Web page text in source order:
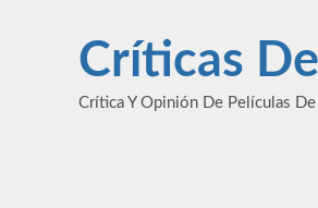
contenidoCríticas
Crítica Y Opinión De Películas